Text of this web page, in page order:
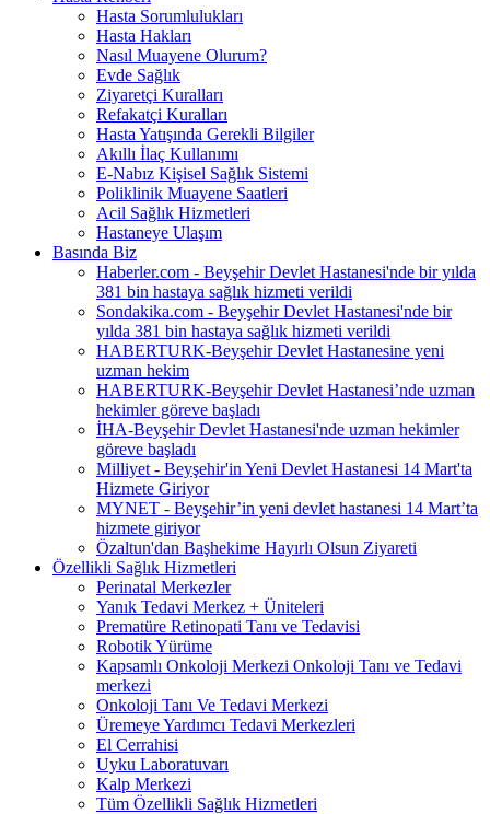
Hasta Sorumlulukları
Hasta Hakları
Nasıl Muayene Olurum?
Evde Sağlık
Ziyaretçi Kuralları
Refakatçi Kuralları
Hasta Yatışında Gerekli Bilgiler
Akıllı İlaç Kullanımı
E-Nabız Kişisel Sağlık Sistemi
Poliklinik Muayene Saatleri
Acil Sağlık Hizmetleri
Hastaneye Ulaşım
Basında Biz
Haberler.com - Beyşehir Devlet Hastanesi'nde bir yılda
381 bin hastaya sağlık hizmeti verildi
Sondakika.com - Beyşehir Devlet Hastanesi'nde bir
yılda 381 bin hastaya sağlık hizmeti verildi
HABERTURK-Beyşehir Devlet Hastanesine yeni
uzman hekim
HABERTURK-Beyşehir Devlet Hastanesi’nde uzman
hekimler göreve başladı
İHA-Beyşehir Devlet Hastanesi'nde uzman hekimler
göreve başladı
Milliyet - Beyşehir'in Yeni Devlet Hastanesi 14 Mart'ta
Hizmete Giriyor
MYNET - Beyşehir’in yeni devlet hastanesi 14 Mart’ta
hizmete giriyor
Özaltun'dan Başhekime Hayırlı Olsun Ziyareti
Özellikli Sağlık Hizmetleri
Perinatal Merkezler
Yanık Tedavi Merkez + Üniteleri
Prematüre Retinopati Tanı ve Tedavisi
Robotik Yürüme
Kapsamlı Onkoloji Merkezi Onkoloji Tanı ve Tedavi
merkezi
Onkoloji Tanı Ve Tedavi Merkezi
Üremeye Yardımcı Tedavi Merkezleri
El Cerrahisi
Uyku Laboratuvarı
Kalp Merkezi
Tüm Özellikli Sağlık Hizmetleri